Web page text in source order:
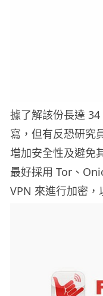
據了解該份長達
寫，但有反恐研究
增加安全性及避免
最好採用 Tor、
VPN 來進行加密，